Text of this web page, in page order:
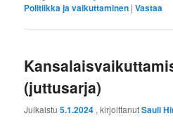
Politiikka ja vaikuttaminen |Vastaa
(juttusarja)
Julkaistu5.1.2024 , kirjoittanutSauli